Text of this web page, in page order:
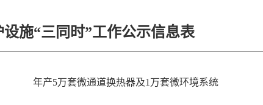
施“三同时”工作公示信息表
年产5万套微通道换热器及1万套微环境系统